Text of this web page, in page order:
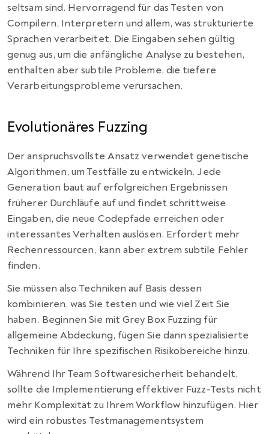
seltsam sind. Hervorragend für das Testen von
Compilern, Interpretern und allem, was strukturierte
Sprachen verarbeitet. Die Eingaben sehen gültig
genug aus, um die anfängliche Analyse zu bestehen,
enthalten aber subtile Probleme, die tiefere
Verarbeitungsprobleme verursachen.
Evolutionäres Fuzzing
Der anspruchsvollste Ansatz verwendet genetische
Algorithmen, um Testfälle zu entwickeln. Jede
Generation baut auf erfolgreichen Ergebnissen
früherer Durchläufe auf und findet schrittweise
Eingaben, die neue Codepfade erreichen oder
interessantes Verhalten auslösen. Erfordert mehr
Rechenressourcen, kann aber extrem subtile Fehler
finden.
Sie müssen also Techniken auf Basis dessen
kombinieren, was Sie testen und wie viel Zeit Sie
haben. Beginnen Sie mit Grey Box Fuzzing für
allgemeine Abdeckung, fügen Sie dann spezialisierte
Techniken für Ihre spezifischen Risikobereiche hinzu.
Während Ihr Team Softwaresicherheit behandelt,
sollte die Implementierung effektiver Fuzz-Tests nicht
mehr Komplexität zu Ihrem Workflow hinzufügen. Hier
wird ein robustes Testmanagementsystem